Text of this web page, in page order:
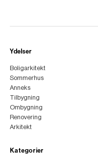
Ydelser
Boligarkitekt
Sommerhus
Anneks
Tilbygning
Ombygning
Renovering
Arkitekt
Kategorier